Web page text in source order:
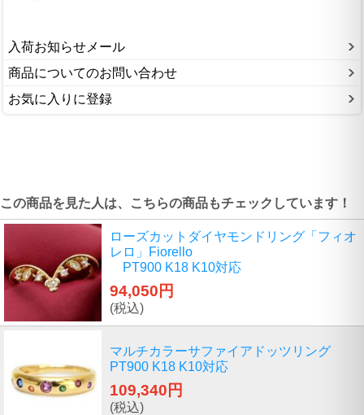
入荷お知らせメール
商品についてのお問い合わせ
お気に入りに登録
この商品を見た人は、こちらの商品もチェックしています！
ローズカットダイヤモンドリング「フィオ
レロ」Fiorello
PT900 K18 K10対応
94,050円
(税込)
マルチカラーサファイアドッツリング
PT900 K18 K10対応
109,340円
(税込)